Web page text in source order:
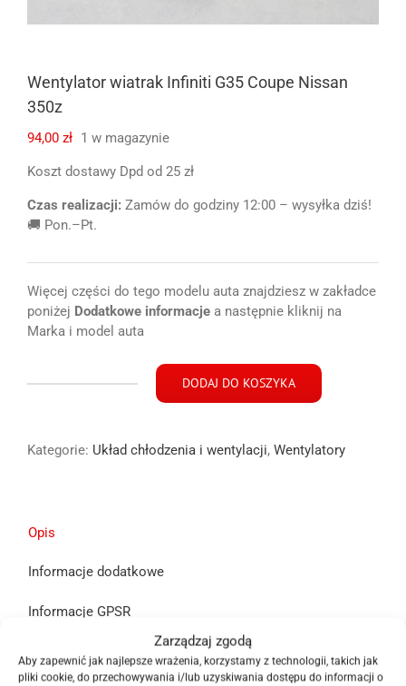
Zarządzaj zgodą
Aby zapewnić jak najlepsze wrażenia, korzystamy z technologii, takich jak
pliki cookie, do przechowywania i/lub uzyskiwania dostępu do informacji o
Wentylator wiatrak Infiniti G35 Coupe Nissan
350z
94,00 zł 1 w magazynie
Koszt dostawy Dpd od 25 zł
Czas realizacji: Zamów do godziny 12:00 – wysyłka dziś!
🚚 Pon.–Pt.
Więcej części do tego modelu auta znajdziesz w zakładce
poniżej Dodatkowe informacje a następnie kliknij na
Marka i model auta
Infiniti
DODAJ DO KOSZYKA
Kategorie: Układ chłodzenia i wentylacji, Wentylatory
Opis
Informacje dodatkowe
Informacje GPSR
Śmigło wentylatora Infiniti G35 Coupe Nissan 350z z
2005 roku widoczne na zdjęciu